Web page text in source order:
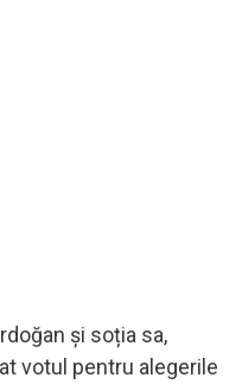
și soția sa,
votul pentru alegerile